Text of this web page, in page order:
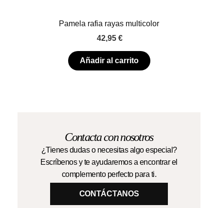
Pamela rafia rayas multicolor
42,95 €
Añadir al carrito
Contacta con nosotros
¿Tienes dudas o necesitas algo especial?
Escríbenos y te ayudaremos a encontrar el
complemento perfecto para ti.
CONTÁCTANOS